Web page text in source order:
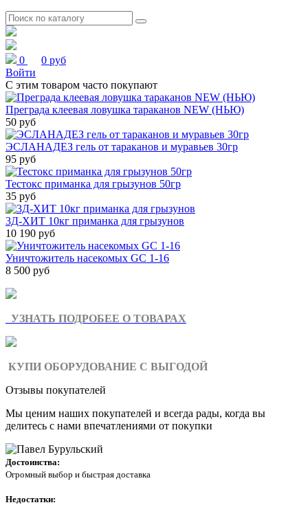
0
0 руб
Войти
С этим товаром часто покупают
Преграда клеевая ловушка тараканов NEW (НЬЮ)
50 руб
ЭСЛАНАДЕЗ гель от тараканов и муравьев 30гр
95 руб
Тестокс приманка для грызунов 50гр
35 руб
3Д-ХИТ 10кг приманка для грызунов
10 190 руб
Уничтожитель насекомых GC 1-16
8 500 руб
УЗНАТЬ ПОДРОБЕЕ О ТОВАРАХ
КУПИ ОБОРУДОВАНИЕ С ВЫГОДОЙ
Отзывы покупателей
Мы ценим наших покупателей и всегда рады, когда вы
делитесь с нами впечатлениями от покупки
Достоинства:
Огромный выбор и быстрая доставка
Недостатки: